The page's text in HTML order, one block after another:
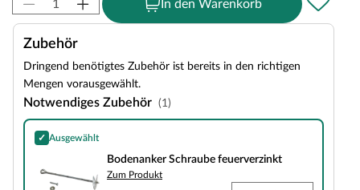
In den Warenkorb
Zubehör
Dringend benötigtes Zubehör ist bereits in den richtigen
Mengen vorausgewählt.
Notwendiges Zubehör (1)
✓ Ausgewählt
Bodenanker Schraube feuerverzinkt
Bodenanker Schraube feuerverzinkt
Zum Produkt